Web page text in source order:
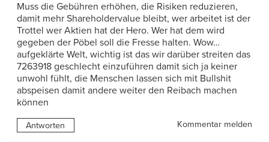
Muss die Gebühren erhöhen, die Risiken reduzieren,
damit mehr Shareholdervalue bleibt, wer arbeitet ist der
Trottel wer Aktien hat der Hero. Wer hat dem wird
gegeben der Pöbel soll die Fresse halten. Wow…
aufgeklärte Welt, wichtig ist das wir darüber streiten das
7263918 geschlecht einzuführen damit sich ja keiner
unwohl fühlt, die Menschen lassen sich mit Bullshit
abspeisen damit andere weiter den Reibach machen
können
Antworten Kommentar melden